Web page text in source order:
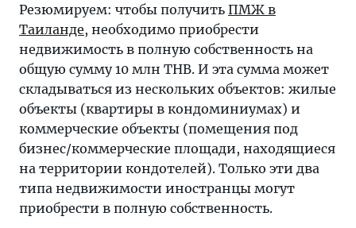
Резюмируем: чтобы получить ПМЖ в
Таиланде, необходимо приобрести
недвижимость в полную собственность на
общую сумму 10 млн THB. И эта сумма может
складываться из нескольких объектов: жилые
объекты (квартиры в кондоминиумах) и
коммерческие объекты (помещения под
бизнес/коммерческие площади, находящиеся
на территории кондотелей). Только эти два
типа недвижимости иностранцы могут
приобрести в полную собственность.